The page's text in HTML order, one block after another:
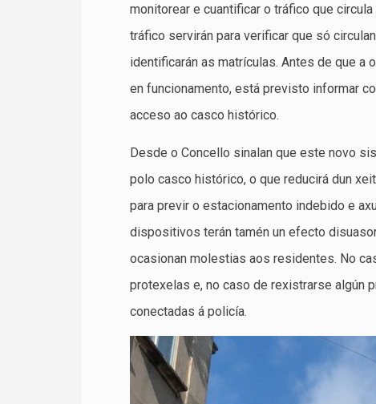
monitorear e cuantificar o tráfico que
tráfico servirán para verificar que só
identificarán as matrículas. Antes de que a
en funcionamento, está previsto informar
acceso ao casco histórico.
Desde o Concello sinalan que este novo
polo casco histórico, o que reducirá dun
para previr o estacionamento indebido e
dispositivos terán tamén un efecto
ocasionan molestias aos residentes. No
protexelas e, no caso de rexistrarse algún
conectadas á policía.